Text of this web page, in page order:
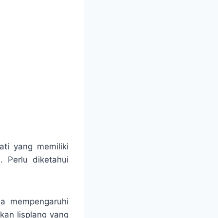
yang memiliki
Perlu diketahui
mempengaruhi
lisplang yang